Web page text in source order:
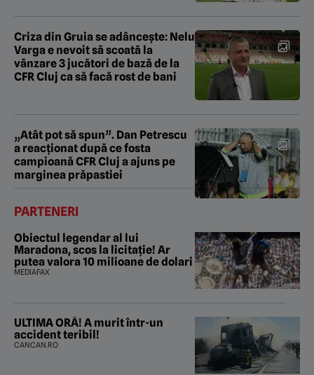
Criza din Gruia se adâncește: Nelu
Varga e nevoit să scoată la
vânzare 3 jucători de bază de la
CFR Cluj ca să facă rost de bani
„Atât pot să spun”. Dan Petrescu
a reacționat după ce fosta
campioană CFR Cluj a ajuns pe
marginea prăpastiei
PARTENERI
Obiectul legendar al lui
Maradona, scos la licitație! Ar
putea valora 10 milioane de dolari
MEDIAFAX
ULTIMA ORĂ! A murit într-un
accident teribil!
CANCAN.RO